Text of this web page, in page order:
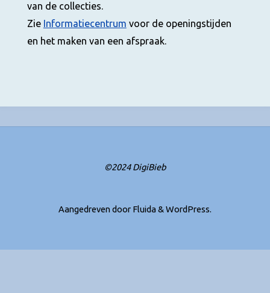
van de collecties.
Zie Informatiecentrum voor de openingstijden
en het maken van een afspraak.
©2024 DigiBieb
Aangedreven door Fluida& WordPress.